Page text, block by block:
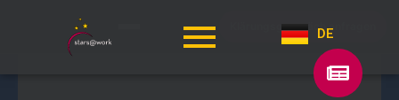
Klärungsgespräch anfragen
DE